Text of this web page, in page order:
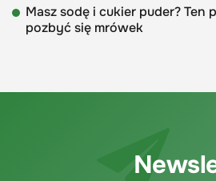
Masz sodę i cukier puder? Ten
pozbyć się mrówek